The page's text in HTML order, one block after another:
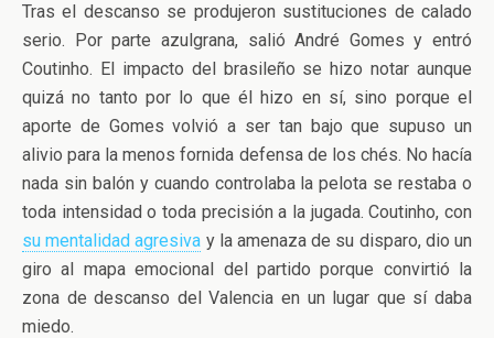
Tras el descanso se produjeron sustituciones de calado
serio. Por parte azulgrana, salió André Gomes y entró
Coutinho. El impacto del brasileño se hizo notar aunque
quizá no tanto por lo que él hizo en sí, sino porque el
aporte de Gomes volvió a ser tan bajo que supuso un
alivio para la menos fornida defensa de los chés. No hacía
nada sin balón y cuando controlaba la pelota se restaba o
toda intensidad o toda precisión a la jugada. Coutinho, con
su mentalidad agresiva y la amenaza de su disparo, dio un
giro al mapa emocional del partido porque convirtió la
zona de descanso del Valencia en un lugar que sí daba
miedo.